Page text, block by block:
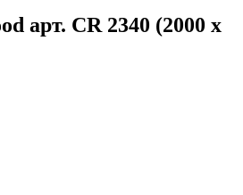
арт. CR 2340 (2000 х